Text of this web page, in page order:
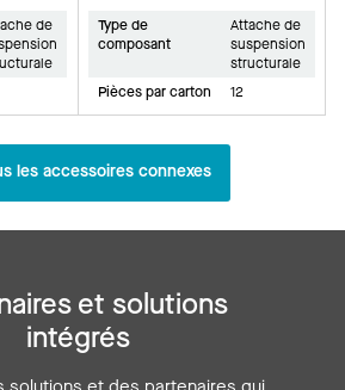
de
Type de
composant
Attache de
suspension
structurale
Pièces par carton
12
les accessoires connexes
et solutions
intégrés